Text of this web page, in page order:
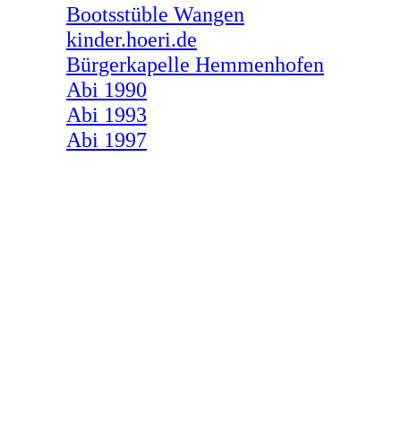
Bootsstüble Wangen
kinder.hoeri.de
Bürgerkapelle Hemmenhofen
Abi 1990
Abi 1993
Abi 1997